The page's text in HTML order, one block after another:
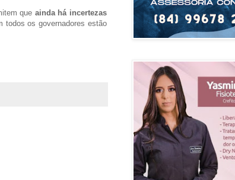
que ainda há incertezas
os governadores estão